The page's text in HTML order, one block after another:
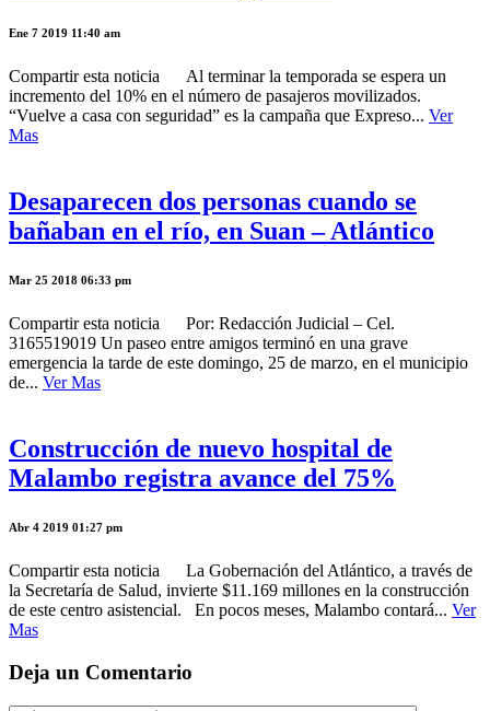
Ene 7 2019 11:40 am
Compartir esta noticia Al terminar la temporada se espera un
incremento del 10% en el número de pasajeros movilizados.
“Vuelve a casa con seguridad” es la campaña que Expreso... Ver
Mas
Desaparecen dos personas cuando se
bañaban en el río, en Suan – Atlántico
Mar 25 2018 06:33 pm
Compartir esta noticia Por: Redacción Judicial – Cel.
3165519019 Un paseo entre amigos terminó en una grave
emergencia la tarde de este domingo, 25 de marzo, en el municipio
de... Ver Mas
Construcción de nuevo hospital de
Malambo registra avance del 75%
Abr 4 2019 01:27 pm
Compartir esta noticia La Gobernación del Atlántico, a través de
la Secretaría de Salud, invierte $11.169 millones en la construcción
de este centro asistencial. En pocos meses, Malambo contará... Ver
Mas
Deja un Comentario